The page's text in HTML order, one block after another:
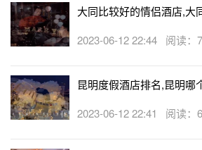
容器上印有店的名字。
14、创作一段爱的视频剪辑蒙太奇电
东西。用这些材料进行架构，可以组成
者，买一个相框，在相框中粘些有意义
作一个蒙太奇剪辑。
大同比较好的情侣酒店,大
2023-06-12 22:44 阅读：
昆明度假酒店排名,昆明哪
2023-06-12 22:41 阅读：